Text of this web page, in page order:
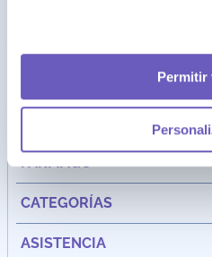
Permitir
Av. Santa
FARMAGO
CATEGORÍAS
ASISTENCIA